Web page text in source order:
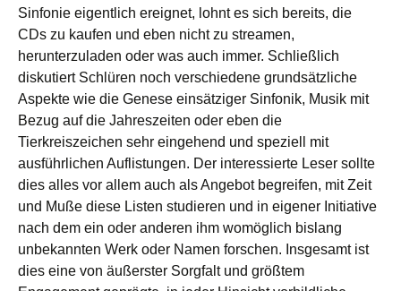
Sinfonie eigentlich ereignet, lohnt es sich bereits, die
CDs zu kaufen und eben nicht zu streamen,
herunterzuladen oder was auch immer. Schließlich
diskutiert Schlüren noch verschiedene grundsätzliche
Aspekte wie die Genese einsätziger Sinfonik, Musik mit
Bezug auf die Jahreszeiten oder eben die
Tierkreiszeichen sehr eingehend und speziell mit
ausführlichen Auflistungen. Der interessierte Leser sollte
dies alles vor allem auch als Angebot begreifen, mit Zeit
und Muße diese Listen studieren und in eigener Initiative
nach dem ein oder anderen ihm womöglich bislang
unbekannten Werk oder Namen forschen. Insgesamt ist
dies eine von äußerster Sorgfalt und größtem